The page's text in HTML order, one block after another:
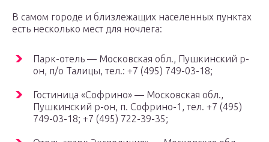
В самом городе и близлежащих населенных пунктах
есть несколько мест для ночлега:
Парк-отель — Московская обл., Пушкинский р-
он, п/о Талицы, тел.: +7 (495) 749-03-18;
Гостиница «Софрино» — Московская обл.,
Пушкинский р-он, п. Софрино-1, тел. +7 (495)
749-03-18; +7 (495) 722-39-35;